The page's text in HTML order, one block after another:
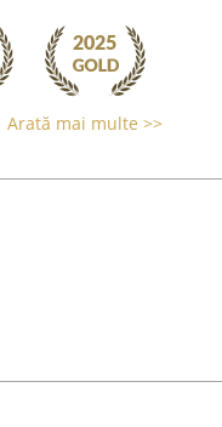
Arată mai multe >>